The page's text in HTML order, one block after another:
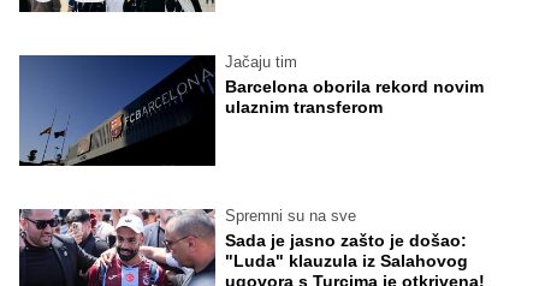
Jačaju tim
Barcelona oborila rekord novim
ulaznim transferom
Spremni su na sve
Sada je jasno zašto je došao:
"Luda" klauzula iz Salahovog
ugovora s Turcima je otkrivena!